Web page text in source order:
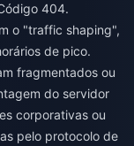
404.
o "traffic shaping",
de pico.
fragmentados ou
do servidor
corporativas ou
pelo protocolo de